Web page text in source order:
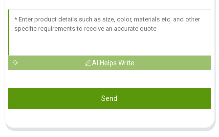
AI Helps Write
Send